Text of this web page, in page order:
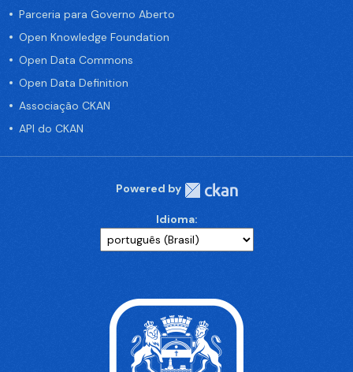
Parceria para Governo Aberto
Open Knowledge Foundation
Open Data Commons
Open Data Definition
Associação CKAN
API do CKAN
Powered by
Idioma